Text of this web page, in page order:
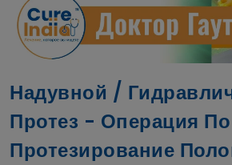
Надувной /
Протез - Операция По
Протезирование